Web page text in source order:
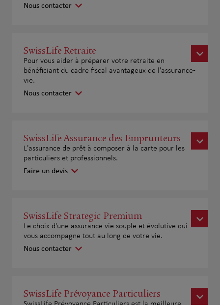
Nous contacter
SwissLife Retraite
Pour vous aider à préparer votre retraite en
bénéficiant du cadre fiscal avantageux de l'assurance-
vie.
Nous contacter
SwissLife Assurance des Emprunteurs
L'assurance de prêt à composer à la carte pour les
particuliers et professionnels.
Faire un devis
SwissLife Strategic Premium
Le choix d'une assurance vie souple et évolutive qui
vous accompagne tout au long de votre vie.
Nous contacter
SwissLife Prévoyance Particuliers